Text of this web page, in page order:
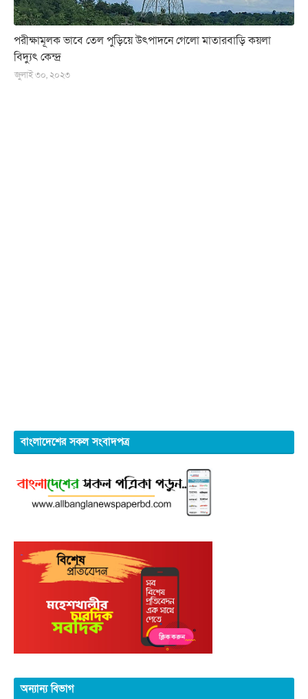
পরীক্ষামূলক ভাবে তেল পুড়িয়ে উৎপাদনে গেলো মাতারবাড়ি কয়লা
বিদ্যুৎ কেন্দ্র
জুলাই ৩০, ২০২৩
বাংলাদেশের সকল সংবাদপত্র
অন্যান্য বিভাগ